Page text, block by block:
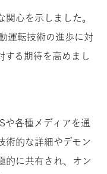
心を示しました。
運転技術の進歩に対
する期待を高めまし
や各種メディアを通
術的な詳細やデモン
的に共有され、オン